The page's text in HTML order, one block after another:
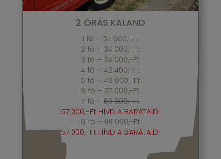
2 ÓRÁS KALAND
1 fő – 34 000,-Ft
2 fő – 34 000,-Ft
3 fő – 34 000,-Ft
4 fő – 42 400,-Ft
5 fő – 48 000,-Ft
6 fő – 57 000,-Ft
7 fő – 63 900,-Ft
57.000,-Ft HÍVD A BARÁTAID!
8 fő – 66 000,-Ft
57.000,-Ft HÍVD A BARÁTAID!